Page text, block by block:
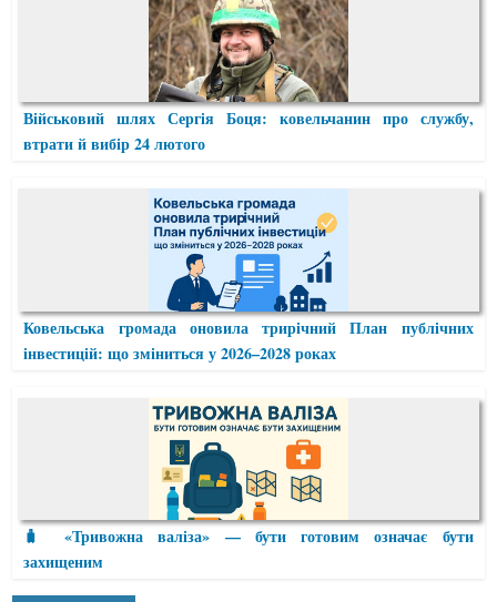
Військовий шлях Сергія Боця: ковельчанин про службу,
втрати й вибір 24 лютого
Ковельська громада оновила трирічний План публічних
інвестицій: що зміниться у 2026–2028 роках
🧳 «Тривожна валіза» — бути готовим означає бути
захищеним